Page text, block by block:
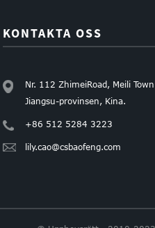
KONTAKTA OSS
Nr. 112 ZhimeiRoad, Meili
Jiangsu-provinsen, Kina.
+86 512 5284 3223
lily.cao@csbaofeng.com